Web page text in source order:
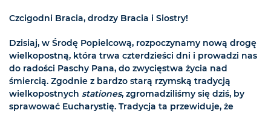
Czcigodni Bracia, drodzy Bracia i Siostry!
Dzisiaj, w Środę Popielcową, rozpoczynamy nową drogę
wielkopostną, która trwa czterdzieści dni i prowadzi nas
do radości Paschy Pana, do zwycięstwa życia nad
śmiercią. Zgodnie z bardzo starą rzymską tradycją
wielkopostnych stationes, zgromadziliśmy się dziś, by
sprawować Eucharystię. Tradycja ta przewiduje, że